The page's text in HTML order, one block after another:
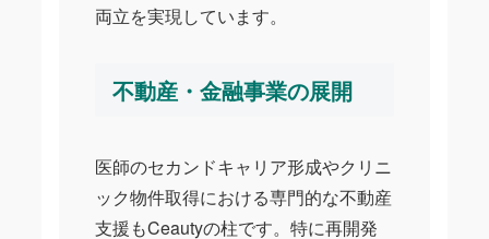
両立を実現しています。
不動産・金融事業の展開
医師のセカンドキャリア形成やクリニ
ック物件取得における専門的な不動産
支援もCeautyの柱です。特に再開発